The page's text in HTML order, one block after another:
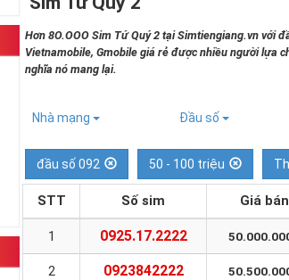
Hơn 8O.OOO Sim Tứ Quý 2 tại Simtiengiang.vn với
Vietnamobile, Gmobile giá rẻ được nhiều người lựa
nghĩa nó mang lại.
Nhà mạng Đầu số
đầu số 092 50 - 100 triệu
STT Số sim Giá bán
1 0925.17.2222
2 0923842222